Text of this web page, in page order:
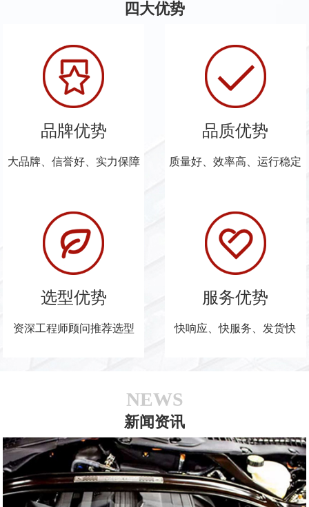
四大优势
品牌优势
大品牌、信誉好、实力保障
品质优势
质量好、效率高、运行稳定
选型优势
资深工程师顾问推荐选型
服务优势
快响应、快服务、发货快
NEWS
新闻资讯